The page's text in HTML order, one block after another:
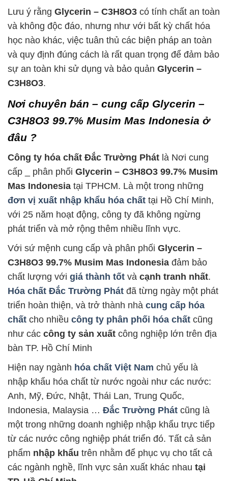
Lưu ý rằng Glycerin – C3H8O3 có tính chất an toàn
và không độc đáo, nhưng như với bất kỳ chất hóa
học nào khác, việc tuân thủ các biện pháp an toàn
và quy định đúng cách là rất quan trọng để đảm bảo
sự an toàn khi sử dụng và bảo quản Glycerin –
C3H8O3.
Nơi chuyên bán – cung cấp Glycerin –
C3H8O3 99.7% Musim Mas Indonesia ở
đâu ?
Công ty hóa chất Đắc Trường Phát là Nơi cung
cấp _ phân phối Glycerin – C3H8O3 99.7% Musim
Mas Indonesia tại TPHCM. Là một trong những
đơn vị xuất nhập khẩu hóa chất tại Hồ Chí Minh,
với 25 năm hoạt động, công ty đã không ngừng
phát triển và mở rộng thêm nhiều lĩnh vực.
Với sứ mệnh cung cấp và phân phối Glycerin –
C3H8O3 99.7% Musim Mas Indonesia đảm bảo
chất lượng với giá thành tốt và cạnh tranh nhất.
Hóa chất Đắc Trường Phát đã từng ngày một phát
triển hoàn thiện, và trở thành nhà cung cấp hóa
chất cho nhiều công ty phân phối hóa chất cũng
như các công ty sản xuất công nghiệp lớn trên địa
bàn TP. Hồ Chí Minh
Hiện nay ngành hóa chất Việt Nam chủ yếu là
nhập khẩu hóa chất từ nước ngoài như các nước:
Anh, Mỹ, Đức, Nhật, Thái Lan, Trung Quốc,
Indonesia, Malaysia … Đắc Trường Phát cũng là
một trong những doanh nghiệp nhập khẩu trực tiếp
từ các nước công nghiệp phát triển đó. Tất cả sản
phẩm nhập khẩu trên nhằm để phục vụ cho tất cả
các ngành nghề, lĩnh vực sản xuất khác nhau tại